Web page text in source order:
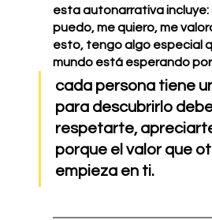
esta autonarrativa incluye:
puedo, me quiero, me
esto, tengo algo especial
mundo está esperando
cada persona tiene
para descubrirlo
respetarte,
porque el valor que
empieza en ti.